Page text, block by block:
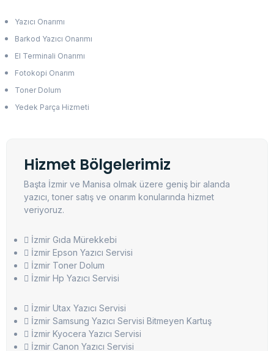
Yazıcı Onarımı
Barkod Yazıcı Onarımı
El Terminali Onarımı
Fotokopi Onarım
Toner Dolum
Yedek Parça Hizmeti
Hizmet Bölgelerimiz
Başta İzmir ve Manisa olmak üzere geniş bir alanda
yazıcı, toner satış ve onarım konularında hizmet
veriyoruz.
İzmir Gıda Mürekkebi
İzmir Epson Yazıcı Servisi
İzmir Toner Dolum
İzmir Hp Yazıcı Servisi
İzmir Utax Yazıcı Servisi
İzmir Samsung Yazıcı Servisi Bitmeyen Kartuş
İzmir Kyocera Yazıcı Servisi
İzmir Canon Yazıcı Servisi